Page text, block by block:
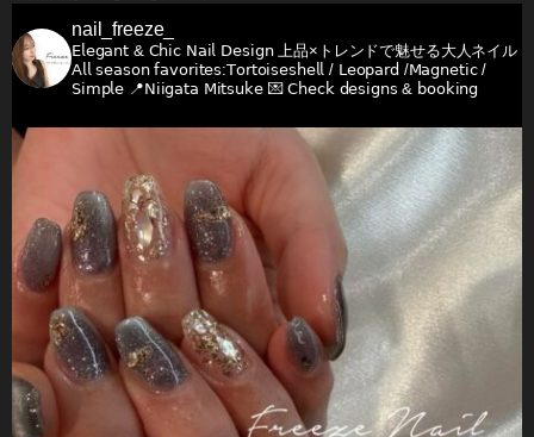
nail_freeze_
𝖤𝗅𝖾𝗀𝖺𝗇𝗍 & 𝖢𝗁𝗂𝖼 𝖭𝖺𝗂𝗅 𝖣𝖾𝗌𝗂𝗀𝗇上品×トレンドで魅せる大人ネイル
𝖠𝗅𝗅 𝗌𝖾𝖺𝗌𝗈𝗇 𝖿𝖺𝗏𝗈𝗋𝗂𝗍𝖾𝗌:𝖳𝗈𝗋𝗍𝗈𝗂𝗌𝖾𝗌𝗁𝖾𝗅𝗅 / 𝖫𝖾𝗈𝗉𝖺𝗋𝖽 /𝖬𝖺𝗀𝗇𝖾𝗍𝗂𝖼 /
𝖲𝗂𝗆𝗉𝗅𝖾 📍𝖭𝗂𝗂𝗀𝖺𝗍𝖺 𝖬𝗂𝗍𝗌𝗎𝗄𝖾💌 𝖢𝗁𝖾𝖼𝗄 𝖽𝖾𝗌𝗂𝗀𝗇𝗌 & 𝖻𝗈𝗈𝗄𝗂𝗇𝗀